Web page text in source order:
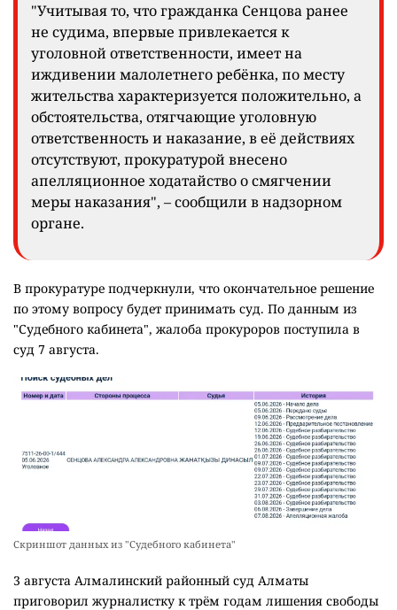
"Учитывая то, что гражданка Сенцова ранее
не судима, впервые привлекается к
уголовной ответственности, имеет на
иждивении малолетнего ребёнка, по месту
жительства характеризуется положительно, а
обстоятельства, отягчающие уголовную
ответственность и наказание, в её действиях
отсутствуют, прокуратурой внесено
апелляционное ходатайство о смягчении
меры наказания", – сообщили в надзорном
органе.
В прокуратуре подчеркнули, что окончательное решение
по этому вопросу будет принимать суд. По данным из
"Судебного кабинета", жалоба прокуроров поступила в
суд 7 августа.
Скриншот данных из "Судебного кабинета"
3 августа Алмалинский районный суд Алматы
приговорил журналистку к трём годам лишения свободы